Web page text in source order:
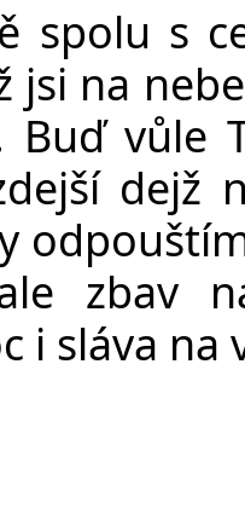
spolu s
jsi na
Buďvůle
ší dejž
odpouš
zbav
i sláva na